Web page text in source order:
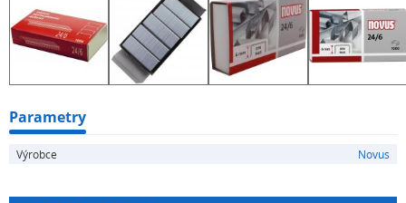
Parametry
Výrobce Novus